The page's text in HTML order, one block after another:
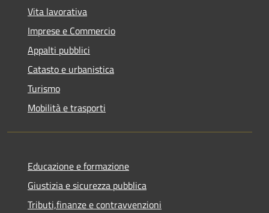
Vita lavorativa
Imprese e Commercio
Appalti pubblici
Catasto e urbanistica
Turismo
Mobilità e trasporti
Educazione e formazione
Giustizia e sicurezza pubblica
Tributi,finanze e contravvenzioni